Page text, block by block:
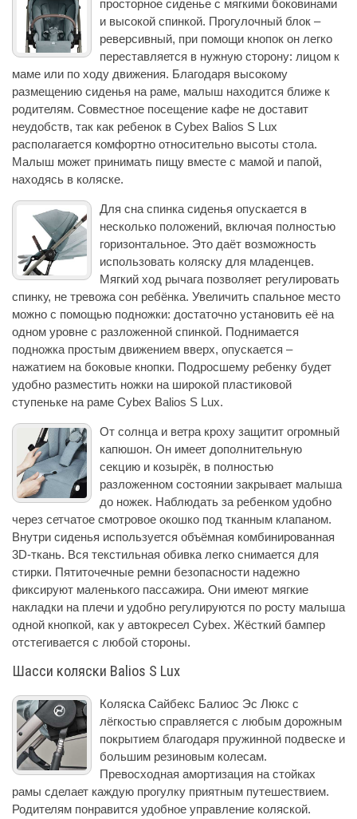
просторное сиденье с мягкими боковинами
и высокой спинкой. Прогулочный блок –
реверсивный, при помощи кнопок он легко
переставляется в нужную сторону: лицом к
маме или по ходу движения. Благодаря высокому
размещению сиденья на раме, малыш находится ближе к
родителям. Совместное посещение кафе не доставит
неудобств, так как ребенок в Cybex Balios S Lux
располагается комфортно относительно высоты стола.
Малыш может принимать пищу вместе с мамой и папой,
находясь в коляске.
Для сна спинка сиденья опускается в
несколько положений, включая полностью
горизонтальное. Это даёт возможность
использовать коляску для младенцев.
Мягкий ход рычага позволяет регулировать
спинку, не тревожа сон ребёнка. Увеличить спальное место
можно с помощью подножки: достаточно установить её на
одном уровне с разложенной спинкой. Поднимается
подножка простым движением вверх, опускается –
нажатием на боковые кнопки. Подросшему ребенку будет
удобно разместить ножки на широкой пластиковой
ступеньке на раме Cybex Balios S Lux.
От солнца и ветра кроху защитит огромный
капюшон. Он имеет дополнительную
секцию и козырёк, в полностью
разложенном состоянии закрывает малыша
до ножек. Наблюдать за ребенком удобно
через сетчатое смотровое окошко под тканным клапаном.
Внутри сиденья используется объёмная комбинированная
3D-ткань. Вся текстильная обивка легко снимается для
стирки. Пятиточечные ремни безопасности надежно
фиксируют маленького пассажира. Они имеют мягкие
накладки на плечи и удобно регулируются по росту малыша
одной кнопкой, как у автокресел Cybex. Жёсткий бампер
отстегивается с любой стороны.
Шасси коляски Balios S Lux
Коляска Сайбекс Балиос Эс Люкс с
лёгкостью справляется с любым дорожным
покрытием благодаря пружинной подвеске и
большим резиновым колесам.
Превосходная амортизация на стойках
рамы сделает каждую прогулку приятным путешествием.
Родителям понравится удобное управление коляской.